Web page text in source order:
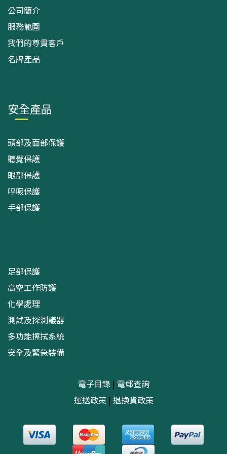
公司簡介
服務範圍
我們的尊貴客戶
名牌產品
安全產品
頭部及面部保護
聽覺保護
眼部保護
呼吸保護
手部保護
足部保護
高空工作防護
化學處理
測試及探測議器
多功能擦拭系統
安全及緊急裝備
電子目錄| 電郵查詢
運送政策 | 退換貨政策